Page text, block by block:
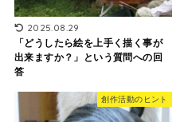
2025.08.29
「どうしたら絵を上手く描く事が
出来ますか？」という質問への回
答
創作活動のヒント